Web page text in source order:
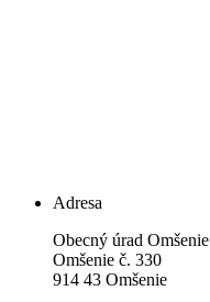
Adresa
Obecný úrad Omšenie
Omšenie č. 330
914 43 Omšenie